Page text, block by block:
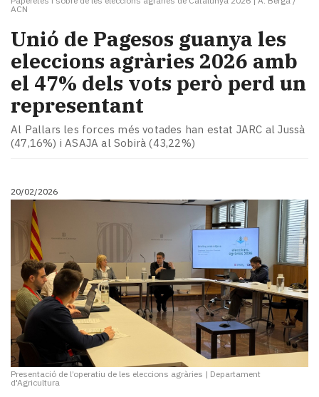
ACN
Unió de Pagesos guanya les
eleccions agràries 2026 amb
el 47% dels vots però perd un
representant
Al Pallars les forces més votades han estat JARC al Jussà
(47,16%) i ASAJA al Sobirà (43,22%)
20/02/2026
Presentació de l’operatiu de les eleccions agràries | Departament
d'Agricultura